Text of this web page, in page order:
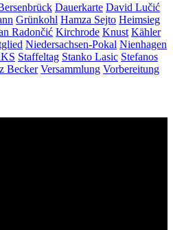
Dauerkarte David Lučić
Grünkohl Hamza Sejto Heimsieg
Radončić Kirchrode Knust Kähler
Niedersachsen-Pokal Nienhagen
Staffeltag Stanko Lasic Stefanos
Becker Versammlung Vorbereitung